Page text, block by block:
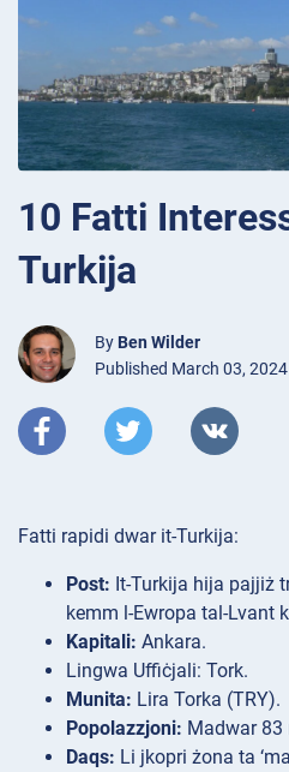
10 Fatti
Turkija
By Ben Wilder
Published March 03, 2024
Fatti rapidi dwar it-Turkija:
Post: It-Turkija hija pajjiż
kemm l-Ewropa tal-Lvant
Kapitali: Ankara.
Lingwa Uffiċjali: Tork.
Munita: Lira Torka (TRY).
Popolazzjoni: Madwar 83
Daqs: Li jkopri żona ta